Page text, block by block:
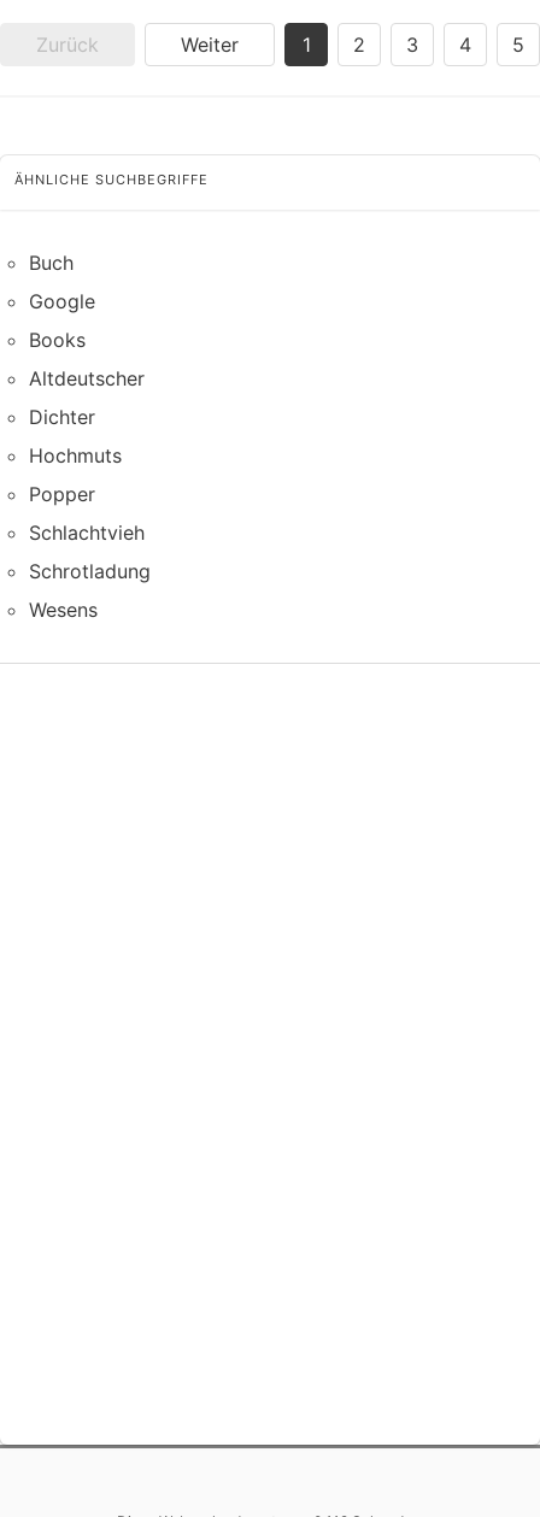
Zurück Weiter 1 2 3 4 5
ÄHNLICHE SUCHBEGRIFFE
Buch
Google
Books
Altdeutscher
Dichter
Hochmuts
Popper
Schlachtvieh
Schrotladung
Wesens